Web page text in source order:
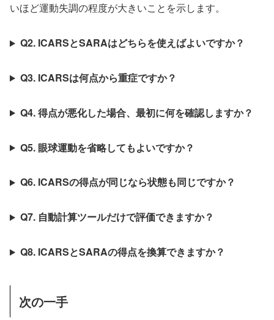
いほど運動失調の程度が大きいことを示します。
Q2. ICARSとSARAはどちらを使えばよいですか？
Q3. ICARSは何点から重症ですか？
Q4. 得点が悪化した場合、最初に何を確認しますか？
Q5. 眼球運動を省略してもよいですか？
Q6. ICARSの得点が同じなら状態も同じですか？
Q7. 自動計算ツールだけで評価できますか？
Q8. ICARSとSARAの得点を換算できますか？
次の一手